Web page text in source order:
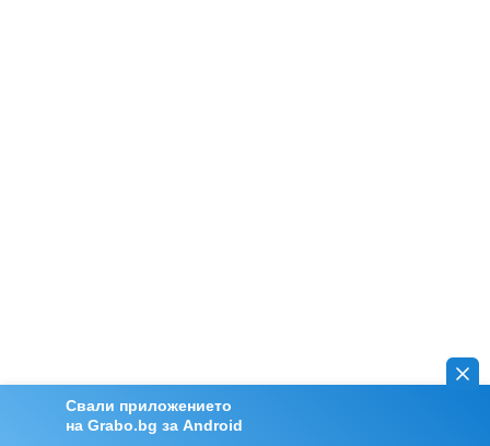
Свали приложението
на Grabo.bg за Android